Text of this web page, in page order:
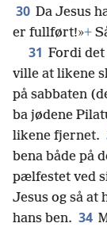
30 Da Jesus
er fullført!»+
31 Fordi
ville at likene
på sabbaten
ba jødene
likene fjernet.
bena både på
pælfestet ved
Jesus og så at
hans ben. 34